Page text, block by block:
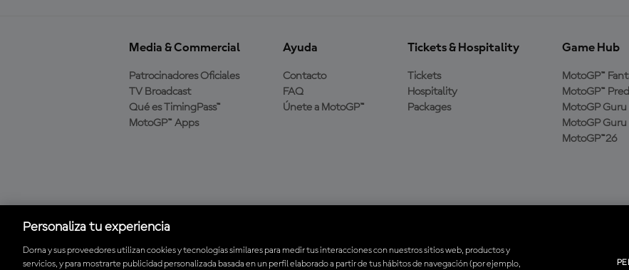
Media & Commercial
Patrocinadores Oficiales
TV Broadcast
Qué es TimingPass™
MotoGP™ Apps
Ayuda
Contacto
FAQ
Únete a MotoGP™
Tickets & Hospitality
Tickets
Hospitality
Packages
Game Hub
MotoGP™
MotoGP™
MotoGP
MotoGP
MotoGP™26
oficial de MotoGP™
Personaliza tu experiencia
Dorna y sus proveedores utilizan cookies y tecnologías similares para medir tus interacciones con nuestros sitios web, productos y
servicios, y para mostrarte publicidad personalizada basada en un perfil elaborado a partir de tus hábitos de navegación (por ejemplo,